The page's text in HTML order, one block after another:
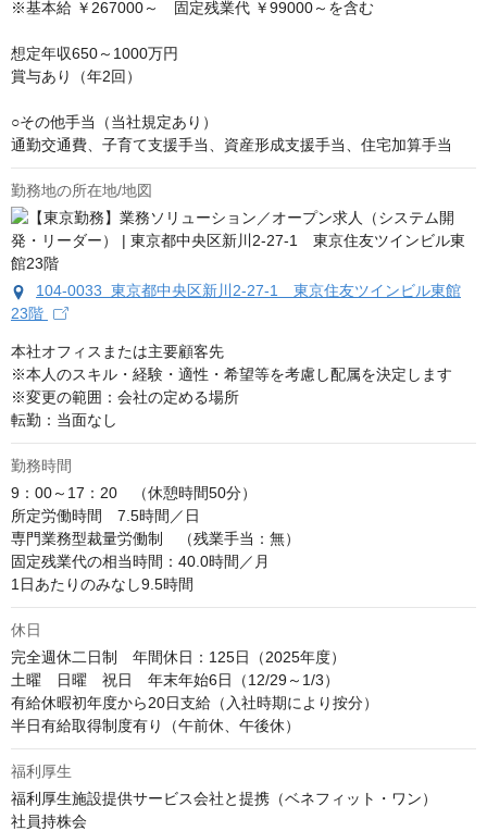
※基本給 ￥267000～　固定残業代 ￥99000～を含む
想定年収650～1000万円
賞与あり（年2回）
○その他手当（当社規定あり）
通勤交通費、子育て支援手当、資産形成支援手当、住宅加算手当
勤務地の所在地/地図
104-0033 東京都中央区新川2-27-1 東京住友ツインビル東館
23階
本社オフィスまたは主要顧客先
※本人のスキル・経験・適性・希望等を考慮し配属を決定します
※変更の範囲：会社の定める場所
転勤：当面なし
勤務時間
9：00～17：20　（休憩時間50分）
所定労働時間　7.5時間／日
専門業務型裁量労働制　（残業手当：無）
固定残業代の相当時間：40.0時間／月
1日あたりのみなし9.5時間
休日
完全週休二日制　年間休日：125日（2025年度）
土曜　日曜　祝日　年末年始6日（12/29～1/3）
有給休暇初年度から20日支給（入社時期により按分）
半日有給取得制度有り（午前休、午後休）
福利厚生
福利厚生施設提供サービス会社と提携（ベネフィット・ワン）
社員持株会